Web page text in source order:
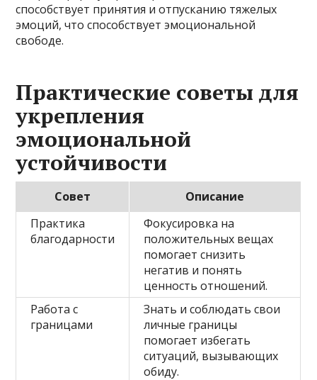
способствует принятия и отпусканию тяжелых
эмоций, что способствует эмоциональной
свободе.
Практические советы для
укрепления
эмоциональной
устойчивости
Совет
Описание
Практика
благодарности
Фокусировка на
положительных вещах
помогает снизить
негатив и понять
ценность отношений.
Работа с
границами
Знать и соблюдать свои
личные границы
помогает избегать
ситуаций, вызывающих
обиду.